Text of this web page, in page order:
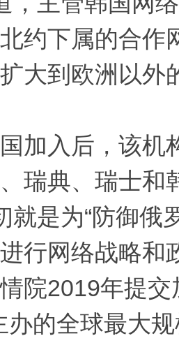
约下属的合
大到欧洲以外
加入后，该机
瑞典、瑞士
就是为“防御俄
行网络战略和
院2019年提
的全球最大